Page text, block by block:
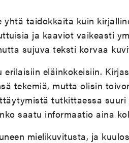
yhtä taidokkaita kuin
ja kaaviot vaikeasti
sujuva teksti korvaa
eläinkokeisiin.
tekemiä, mutta olisin
tutkittaessa suuri
saatu informaatio aina
mielikuvitusta, ja